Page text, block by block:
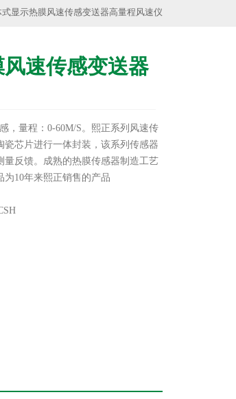
显示热膜风速传感变送器高量程风速仪
速传感变送器
，量程：0-60M/S。熙正系列风速传
芯片进行一体封装，该系列传感器
反馈。成熟的热膜传感器制造工艺
为10年来熙正销售的产品